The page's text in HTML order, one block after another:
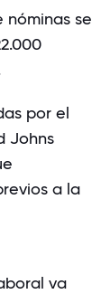
nóminas se
por el
Johns
a la
va